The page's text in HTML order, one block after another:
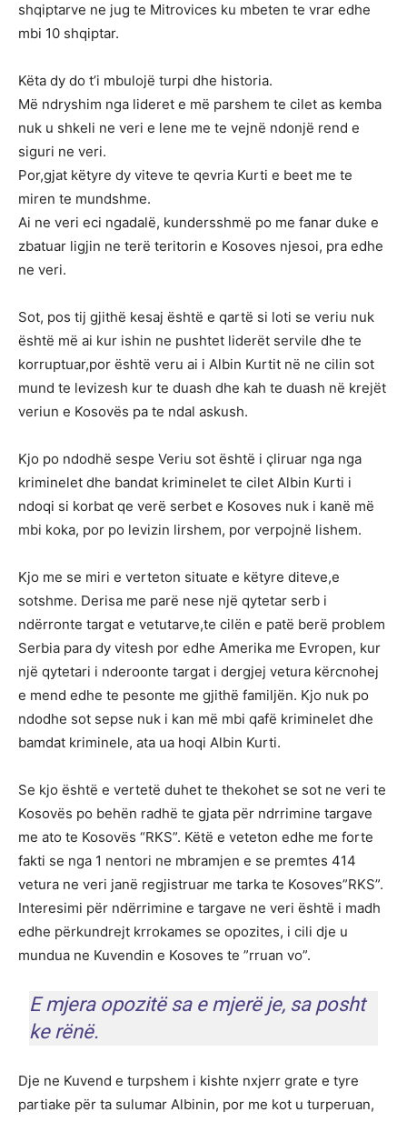
shqiptarve ne jug te Mitrovices ku mbeten te vrar edhe
mbi 10 shqiptar.
Këta dy do t’i mbulojë turpi dhe historia.
Më ndryshim nga lideret e më parshem te cilet as kemba
nuk u shkeli ne veri e lene me te vejnë ndonjë rend e
siguri ne veri.
Por,gjat këtyre dy viteve te qevria Kurti e beet me te
miren te mundshme.
Ai ne veri eci ngadalë, kundersshmë po me fanar duke e
zbatuar ligjin ne terë teritorin e Kosoves njesoi, pra edhe
ne veri.
Sot, pos tij gjithë kesaj është e qartë si loti se veriu nuk
është më ai kur ishin ne pushtet liderët servile dhe te
korruptuar,por është veru ai i Albin Kurtit në ne cilin sot
mund te levizesh kur te duash dhe kah te duash në krejët
veriun e Kosovës pa te ndal askush.
Kjo po ndodhë sespe Veriu sot është i çliruar nga nga
kriminelet dhe bandat kriminelet te cilet Albin Kurti i
ndoqi si korbat qe verë serbet e Kosoves nuk i kanë më
mbi koka, por po levizin lirshem, por verpojnë lishem.
Kjo me se miri e verteton situate e këtyre diteve,e
sotshme. Derisa me parë nese një qytetar serb i
ndërronte targat e vetutarve,te cilën e patë berë problem
Serbia para dy vitesh por edhe Amerika me Evropen, kur
një qytetari i nderoonte targat i dergjej vetura kërcnohej
e mend edhe te pesonte me gjithë familjën. Kjo nuk po
ndodhe sot sepse nuk i kan më mbi qafë kriminelet dhe
bamdat kriminele, ata ua hoqi Albin Kurti.
Se kjo është e vertetë duhet te thekohet se sot ne veri te
Kosovës po behën radhë te gjata për ndrrimine targave
me ato te Kosovës “RKS”. Këtë e veteton edhe me forte
fakti se nga 1 nentori ne mbramjen e se premtes 414
vetura ne veri janë regjistruar me tarka te Kosoves”RKS”.
Interesimi për ndërrimine e targave ne veri është i madh
edhe përkundrejt krrokames se opozites, i cili dje u
mundua ne Kuvendin e Kosoves te ”rruan vo”.
E mjera opozitë sa e mjerë je, sa posht
ke rënë.
Dje ne Kuvend e turpshem i kishte nxjerr grate e tyre
partiake për ta sulumar Albinin, por me kot u turperuan,